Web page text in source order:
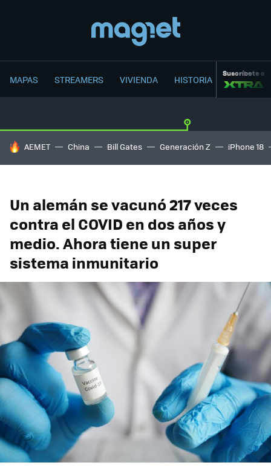
MAPAS STREAMERS VIVIENDA HISTORIA Suscríbete a
HOY SE HABLA DE
AEMET China Bill Gates Generación Z iPhone 18
Un alemán se vacunó 217 veces
contra el COVID en dos años y
medio. Ahora tiene un super
sistema inmunitario